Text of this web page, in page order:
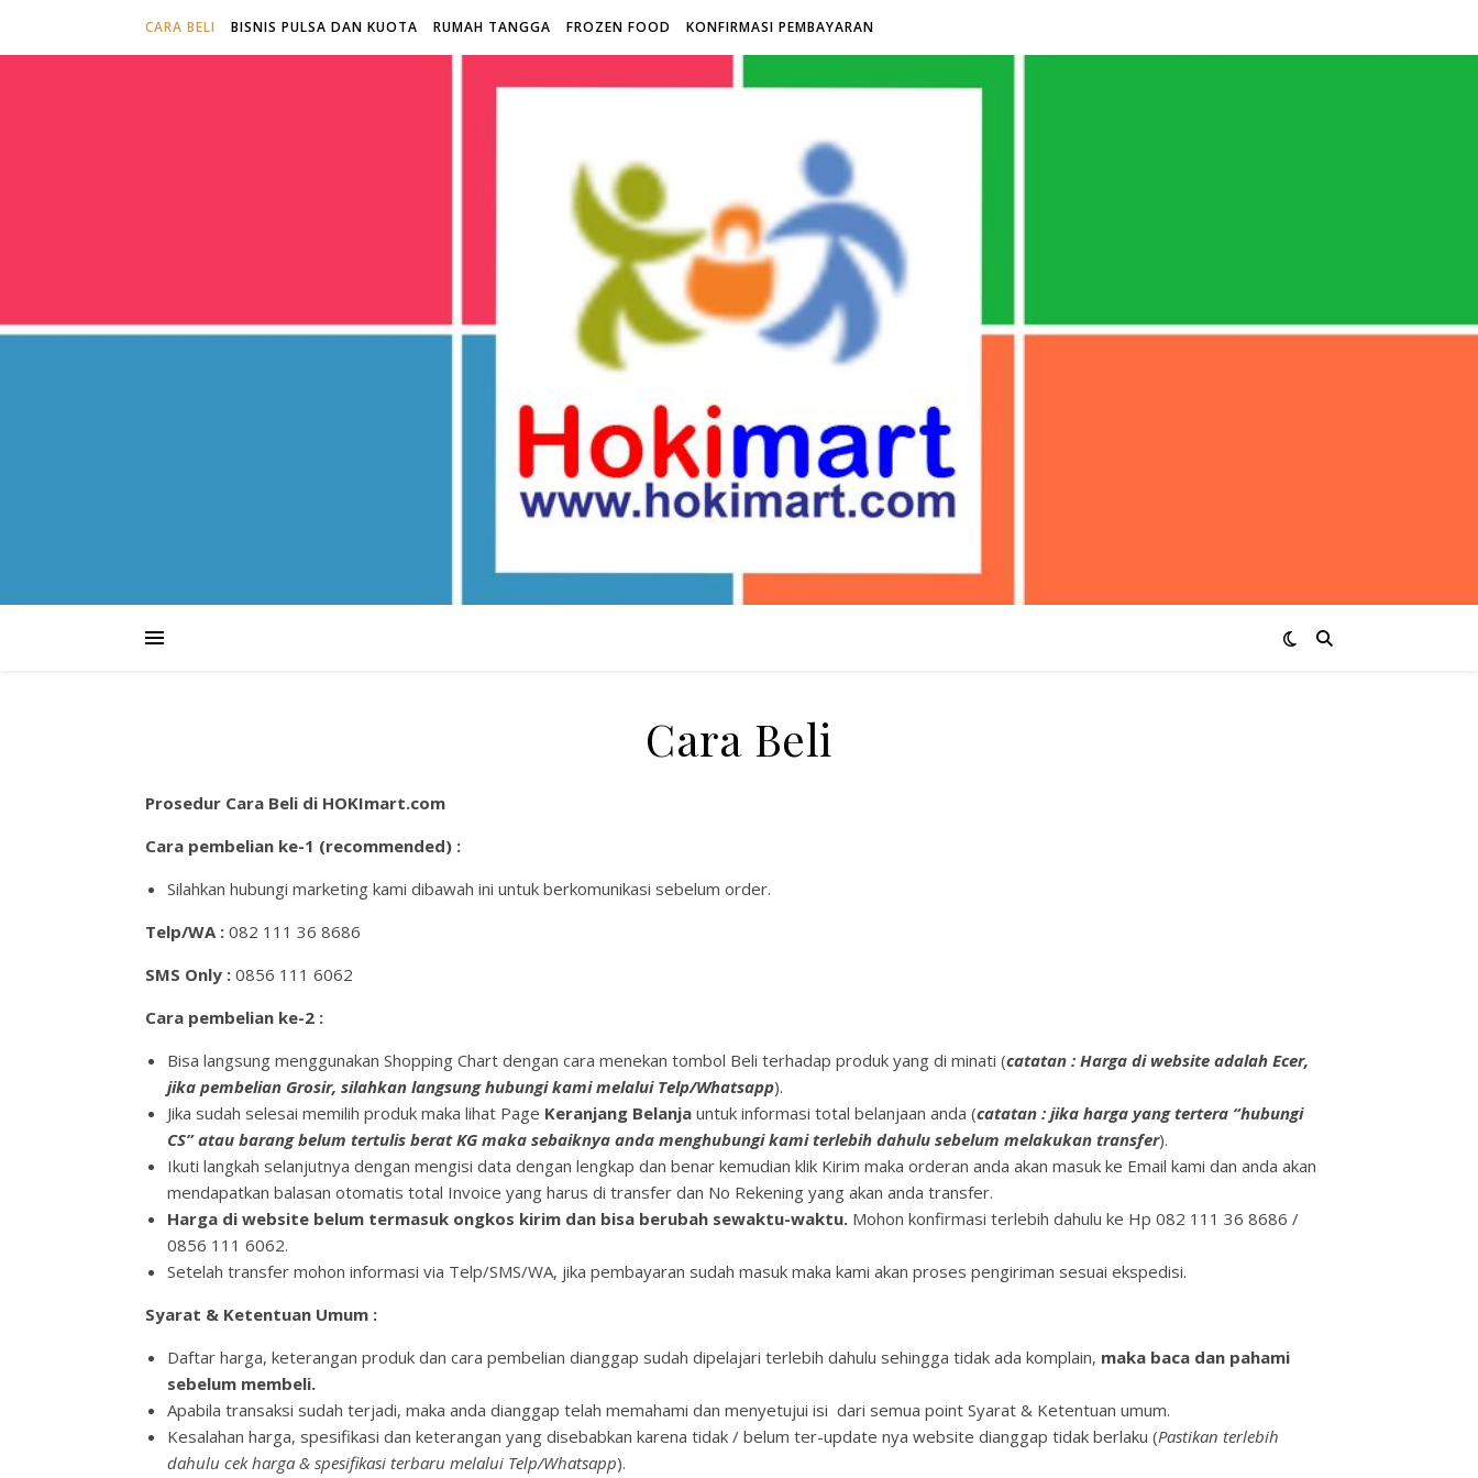
CARA BELI BISNIS PULSA DAN KUOTA RUMAH TANGGA FROZEN FOOD KONFIRMASI PEMBAYARAN
Cara Beli
Prosedur Cara Beli di HOKImart.com
Cara pembelian ke-1 (recommended) :
Silahkan hubungi marketing kami dibawah ini untuk berkomunikasi sebelum order.
Telp/WA : 082 111 36 8686
SMS Only : 0856 111 6062
Cara pembelian ke-2 :
Bisa langsung menggunakan Shopping Chart dengan cara menekan tombol Beli terhadap produk yang di minati (catatan : Harga di website adalah Ecer,
jika pembelian Grosir, silahkan langsung hubungi kami melalui Telp/Whatsapp).
Jika sudah selesai memilih produk maka lihat Page Keranjang Belanja untuk informasi total belanjaan anda (catatan : jika harga yang tertera “hubungi
CS” atau barang belum tertulis berat KG maka sebaiknya anda menghubungi kami terlebih dahulu sebelum melakukan transfer).
Ikuti langkah selanjutnya dengan mengisi data dengan lengkap dan benar kemudian klik Kirim maka orderan anda akan masuk ke Email kami dan anda akan
mendapatkan balasan otomatis total Invoice yang harus di transfer dan No Rekening yang akan anda transfer.
Harga di website belum termasuk ongkos kirim dan bisa berubah sewaktu-waktu. Mohon konfirmasi terlebih dahulu ke Hp 082 111 36 8686 /
0856 111 6062.
Setelah transfer mohon informasi via Telp/SMS/WA, jika pembayaran sudah masuk maka kami akan proses pengiriman sesuai ekspedisi.
Syarat & Ketentuan Umum :
Daftar harga, keterangan produk dan cara pembelian dianggap sudah dipelajari terlebih dahulu sehingga tidak ada komplain, maka baca dan pahami
sebelum membeli.
Apabila transaksi sudah terjadi, maka anda dianggap telah memahami dan menyetujui isi dari semua point Syarat & Ketentuan umum.
Kesalahan harga, spesifikasi dan keterangan yang disebabkan karena tidak / belum ter-update nya website dianggap tidak berlaku (Pastikan terlebih
dahulu cek harga & spesifikasi terbaru melalui Telp/Whatsapp).